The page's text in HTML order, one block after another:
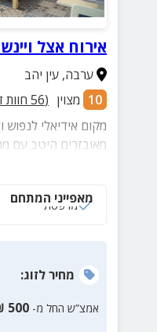
אירוח אצל
ערבה,עין יהב
10 מצוין (
56
מקום אידיאלי לנפוש
מאובזרים היטב עם
מנגל ומגוון
מאפייני המתחם
מרפסת
מחירלזוג:
אמצ”ש החל מ- 500